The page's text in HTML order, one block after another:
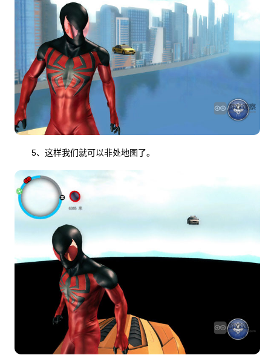
5、这样我们就可以非处地图了。